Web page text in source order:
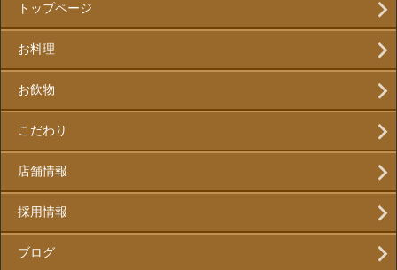
トップページ
お料理
お飲物
こだわり
店舗情報
採用情報
ブログ